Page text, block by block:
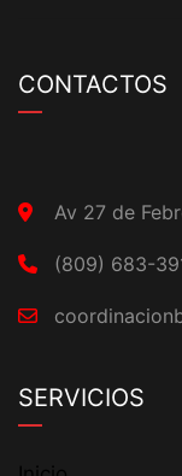
CONTACTOS
Av 27 de
(809) 683-
SERVICIOS